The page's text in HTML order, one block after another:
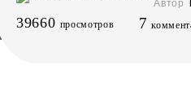
Автор
39660 просмотров 7